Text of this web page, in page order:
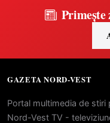
GAZETA NORD-VEST
Portal multimedia de stiri
Nord-Vest TV -